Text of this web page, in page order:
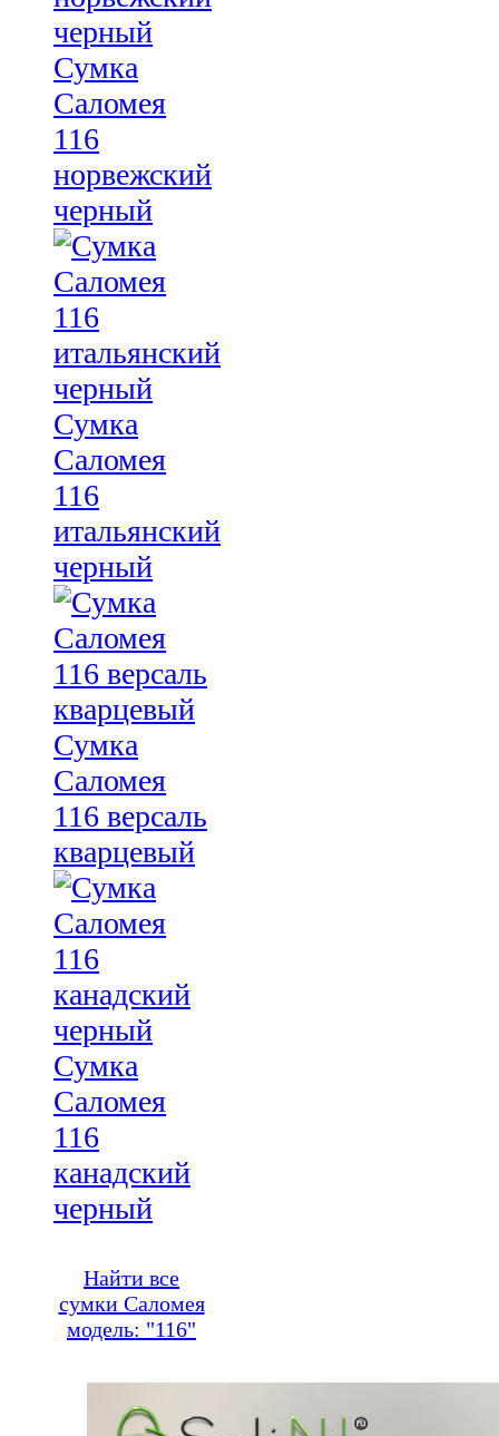
Сумка
Саломея
116
норвежский
черный
Сумка
Саломея
116
итальянский
черный
Сумка
Саломея
116 версаль
кварцевый
Сумка
Саломея
116
канадский
черный
Найти все
сумки Саломея
модель: "116"